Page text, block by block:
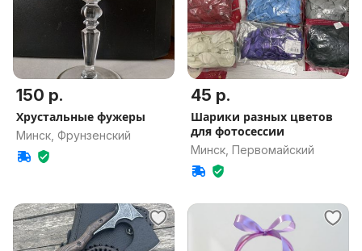
150 р.
Хрустальные фужеры
Минск, Фрунзенский
45 р.
Шарики разных цветов
для фотосессии
Минск, Первомайский